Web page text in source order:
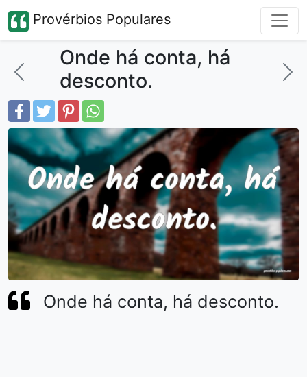
Provérbios Populares
Onde há conta, há
desconto.
Onde há conta, há desconto.